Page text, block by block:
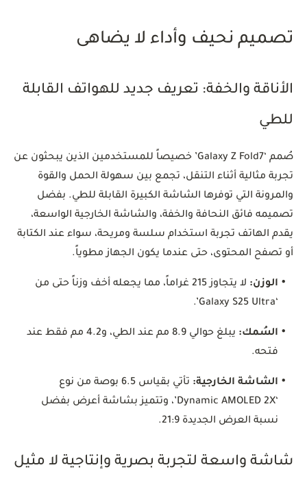
تصميم نحيف وأداء لا يضاهى
الأناقة والخفة: تعريف جديد للهواتف القابلة
للطي
صُمم ‘Galaxy Z Fold7’ خصيصاً للمستخدمين الذين يبحثون عن
تجربة مثالية أثناء التنقل، تجمع بين سهولة الحمل والقوة
والمرونة التي توفرها الشاشة الكبيرة القابلة للطي. بفضل
تصميمه فائق النحافة والخفة، والشاشة الخارجية الواسعة،
يقدم الهاتف تجربة استخدام سلسة ومريحة، سواء عند الكتابة
أو تصفح المحتوى، حتى عندما يكون الجهاز مطوياً.
• الوزن:
لا يتجاوز 215 غراماً، مما يجعله أخف وزناً حتى من
‘Galaxy S25 Ultra’.
• السُمك:
يبلغ حوالي 8.9 مم عند الطي، و4.2 مم فقط عند
فتحه.
• الشاشة الخارجية:
تأتي بقياس 6.5 بوصة من نوع
‘Dynamic AMOLED 2X’، وتتميز بشاشة أعرض بفضل
نسبة العرض الجديدة 21:9.
شاشة واسعة لتجربة بصرية وإنتاجية لا مثيل